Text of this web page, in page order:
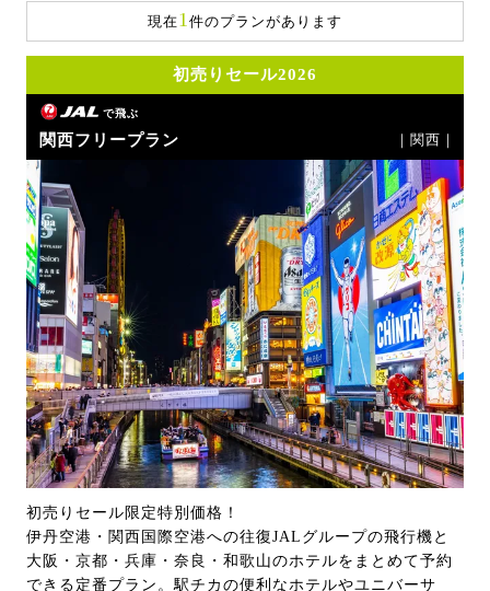
現在1 件のプランがあります
初売りセール2026
で飛ぶ
関西フリープラン ｜関西｜
初売りセール限定特別価格！
伊丹空港・関西国際空港への往復JALグループの飛行機と
大阪・京都・兵庫・奈良・和歌山のホテルをまとめて予約
できる定番プラン。駅チカの便利なホテルやユニバーサ